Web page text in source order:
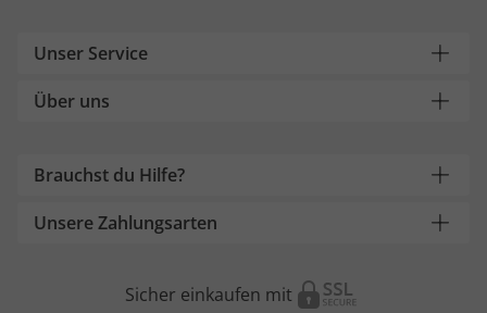
Unser Service
Über uns
Brauchst du Hilfe?
Unsere Zahlungsarten
Sicher einkaufen mit